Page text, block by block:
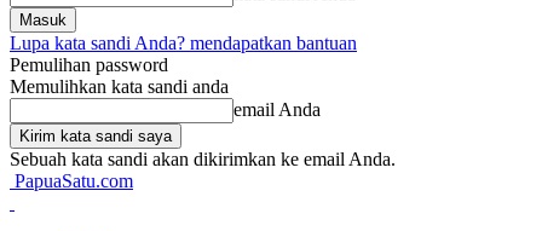
Lupa kata sandi Anda? mendapatkan bantuan
Pemulihan password
Memulihkan kata sandi anda
email Anda
Sebuah kata sandi akan dikirimkan ke email Anda.
PapuaSatu.com